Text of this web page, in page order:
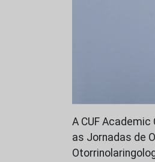
A CUF
as Jornadas de